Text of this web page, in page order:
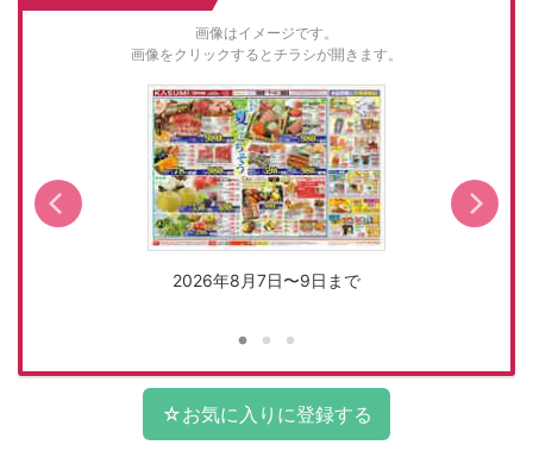
画像はイメージです。
画像をクリックするとチラシが開きます。
2026年8月7日〜9日まで